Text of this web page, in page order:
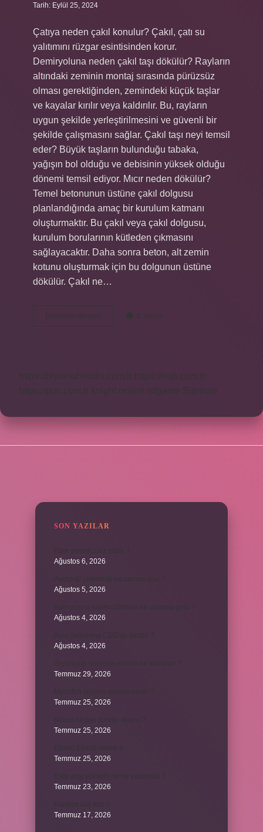
Tarih: Eylül 25, 2024
Çatıya neden çakıl konulur? Çakıl, çatı su
yalıtımını rüzgar esintisinden korur.
Demiryoluna neden çakıl taşı dökülür? Rayların
altındaki zeminin montaj sırasında pürüzsüz
olması gerektiğinden, zemindeki küçük taşlar
ve kayalar kırılır veya kaldırılır. Bu, rayların
uygun şekilde yerleştirilmesini ve güvenli bir
şekilde çalışmasını sağlar. Çakıl taşı neyi temsil
eder? Büyük taşların bulunduğu tabaka,
yağışın bol olduğu ve debisinin yüksek olduğu
dönemi temsil ediyor. Mıcır neden dökülür?
Temel betonunun üstüne çakıl dolgusu
planlandığında amaç bir kurulum katmanı
oluşturmaktır. Bu çakıl veya çakıl dolgusu,
kurulum borularının kütleden çıkmasını
sağlayacaktır. Daha sonra beton, alt zemin
kotunu oluşturmak için bu dolgunun üstüne
dökülür. Çakıl ne…
8 Yorum
https://biyomuhendis.com.tr
https://nup.com.tr
knight online nttgame Sitemap
SON YAZILAR
Ağustos 6, 2026
Ağustos 5, 2026
Ağustos 4, 2026
Ağustos 4, 2026
Temmuz 29, 2026
Temmuz 25, 2026
Temmuz 25, 2026
Temmuz 25, 2026
Temmuz 23, 2026
Temmuz 17, 2026